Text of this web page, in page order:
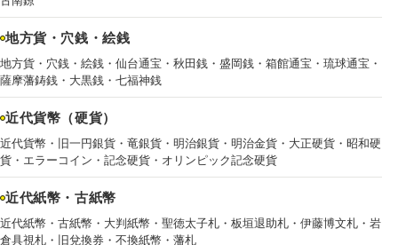
地方貨・穴銭・絵銭
地方貨・穴銭・絵銭・仙台通宝・秋田銭・盛岡銭・箱館通宝・琉球通宝・
薩摩藩鋳銭・大黒銭・七福神銭
近代貨幣（硬貨）
近代貨幣・旧一円銀貨・竜銀貨・明治銀貨・明治金貨・大正硬貨・昭和硬
貨・エラーコイン・記念硬貨・オリンピック記念硬貨
近代紙幣・古紙幣
近代紙幣・古紙幣・大判紙幣・聖徳太子札・板垣退助札・伊藤博文札・岩
倉具視札・旧兌換券・不換紙幣・藩札